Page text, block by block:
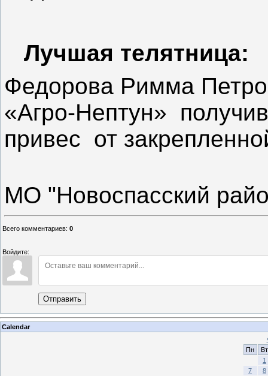
Лучшая телятница:
Федорова Римма
«Агро-Нептун»
привес от
МО "Новоспасский
Всего комментариев: 0
Войдите:
Отправить
Calendar
Пн
Вт
1
7
8